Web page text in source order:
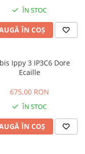
ÎN STOC
ÎN COȘ
Ippy 3 IP3C6 Dore
Ecaille
675,00 RON
ÎN STOC
ÎN COȘ